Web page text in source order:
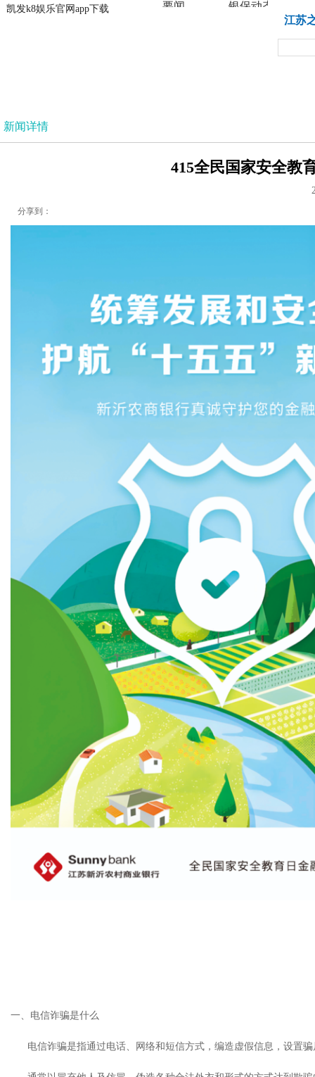
凯发k8娱乐官网app下载
凯发k8娱乐官网app下载
要闻 银保动态
江苏
新闻详情
415全民国家安全教
分享到：
一、电信诈骗是什么
电信诈骗是指通过电话、网络和短信方式，编造虚假信息，设置